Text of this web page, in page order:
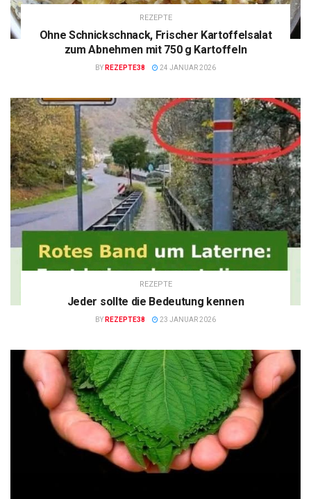
REZEPTE
Ohne Schnickschnack, Frischer Kartoffelsalat
zum Abnehmen mit 750 g Kartoffeln
BY REZEPTE38 24 JANUAR 2026
REZEPTE
Jeder sollte die Bedeutung kennen
BY REZEPTE38 23 JANUAR 2026